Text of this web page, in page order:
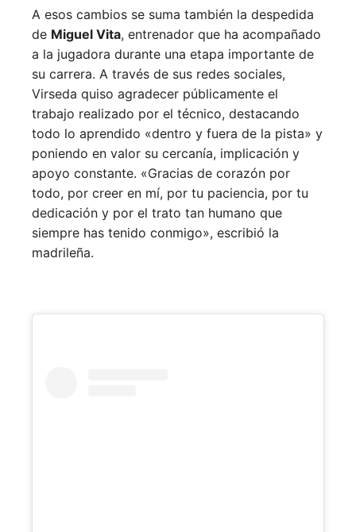
A esos cambios se suma también la despedida
de Miguel Vita, entrenador que ha acompañado
a la jugadora durante una etapa importante de
su carrera. A través de sus redes sociales,
Virseda quiso agradecer públicamente el
trabajo realizado por el técnico, destacando
todo lo aprendido «dentro y fuera de la pista» y
poniendo en valor su cercanía, implicación y
apoyo constante. «Gracias de corazón por
todo, por creer en mí, por tu paciencia, por tu
dedicación y por el trato tan humano que
siempre has tenido conmigo», escribió la
madrileña.